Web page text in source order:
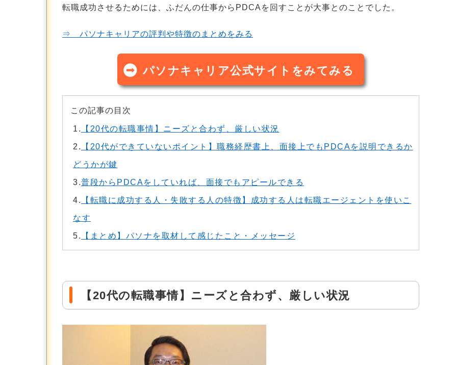
転職成功させるためには、ふだんの仕事からPDCAを回すことが大事とのことでした。
⇒ パソナキャリアの評判や特徴のまとめをみる
パソナキャリア公式サイトをみてみる
この記事の目次
1. 【20代の転職事情】ニーズと合わず、厳しい状況
2. 【20代ができていないポイント】職務経歴書上、面接上でもPDCAを説明できるか
どうかが鍵
3.普段からPDCAをしていれば、面接でもアピールできる
4. 【転職に成功する人・失敗する人の特徴】成功する人は転職エージェントを使いこ
なす
5. 【まとめ】パソナを取材して感じたこと・メッセージ
【20代の転職事情】ニーズと合わず、厳しい状況